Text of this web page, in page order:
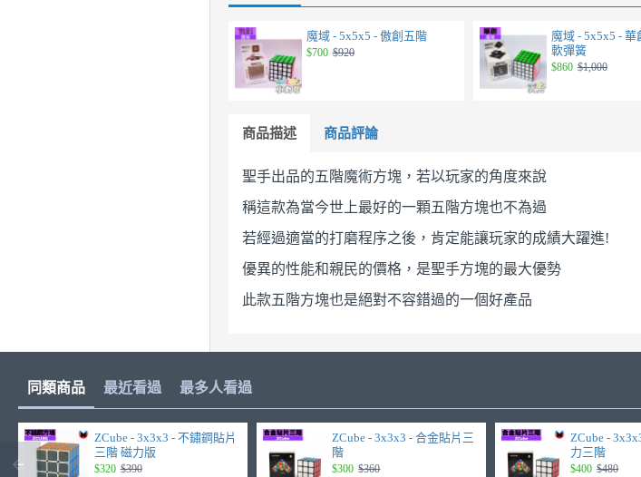
魔域 - 5x5x5 - 傲創五階
$700 $920
魔域 - 5x5x5 -
軟彈簧
$860 $1,000
商品描述 商品評論
聖手出品的五階魔術方塊，若以玩家的角度來說
稱這款為當今世上最好的一顆五階方塊也不為過
若經過適當的打磨程序之後，肯定能讓玩家的成績大躍進!
優異的性能和親民的價格，是聖手方塊的最大優勢
此款五階方塊也是絕對不容錯過的一個好產品
同類商品 最近看過 最多人看過
ZCube - 3x3x3 - 不鏽鋼貼片
三階 磁力版
$320 $390
ZCube - 3x3x3 - 合金貼片三
階
$300 $360
ZCube -
力三階
$400 $480